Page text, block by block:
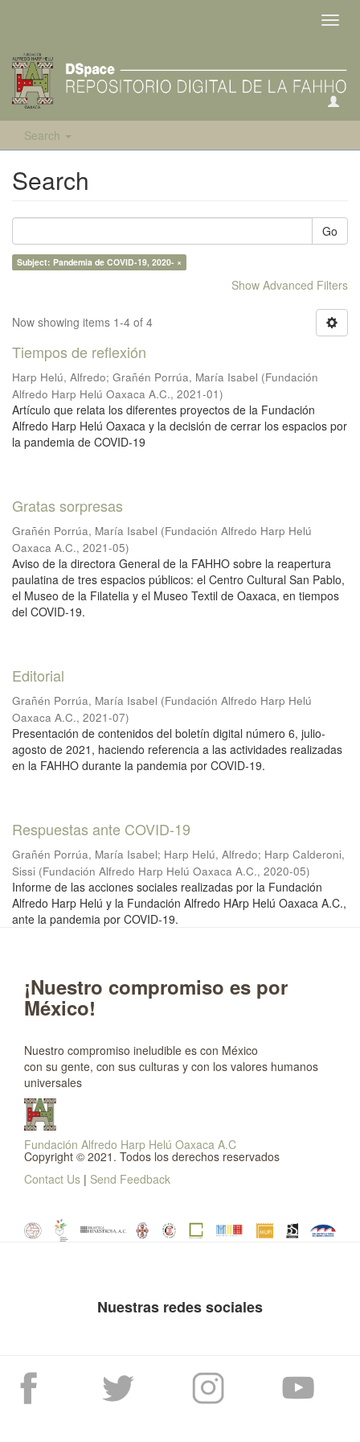
Search
Search
Go
Subject: Pandemia de COVID-19, 2020- ×
Show Advanced Filters
Now showing items 1-4 of 4
Tiempos de reflexión
Harp Helú, Alfredo; Grañén Porrúa, María Isabel (Fundación
Alfredo Harp Helú Oaxaca A.C., 2021-01)
Artículo que relata los diferentes proyectos de la Fundación
Alfredo Harp Helú Oaxaca y la decisión de cerrar los espacios por
la pandemia de COVID-19
Gratas sorpresas
Grañén Porrúa, María Isabel (Fundación Alfredo Harp Helú
Oaxaca A.C., 2021-05)
Aviso de la directora General de la FAHHO sobre la reapertura
paulatina de tres espacios públicos: el Centro Cultural San Pablo,
el Museo de la Filatelia y el Museo Textil de Oaxaca, en tiempos
del COVID-19.
Editorial
Grañén Porrúa, María Isabel (Fundación Alfredo Harp Helú
Oaxaca A.C., 2021-07)
Presentación de contenidos del boletín digital número 6, julio-
agosto de 2021, haciendo referencia a las actividades realizadas
en la FAHHO durante la pandemia por COVID-19.
Respuestas ante COVID-19
Grañén Porrúa, María Isabel; Harp Helú, Alfredo; Harp Calderoni,
Sissi (Fundación Alfredo Harp Helú Oaxaca A.C., 2020-05)
Informe de las acciones sociales realizadas por la Fundación
Alfredo Harp Helú y la Fundación Alfredo HArp Helú Oaxaca A.C.,
ante la pandemia por COVID-19.
¡Nuestro compromiso es por
México!
Nuestro compromiso ineludible es con México
con su gente, con sus culturas y con los valores humanos
universales
Fundación Alfredo Harp Helú Oaxaca A.C
Copyright © 2021. Todos los derechos reservados
Contact Us | Send Feedback
Nuestras redes sociales